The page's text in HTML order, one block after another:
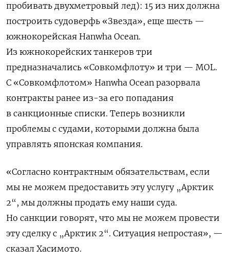
пробивать двухметровый лед): 15 из них должна
построить судоверфь «Звезда», еще шесть —
южнокорейская Hanwha Ocean.
Из южнокорейских танкеров три
предназначались «Совкомфлоту» и три — MOL.
С «Совкомфлотом» Hanwha Ocean разорвала
контракты ранее из-за его попадания
в санкционные списки. Теперь возникли
проблемы с судами, которыми должна была
управлять японская компания.
«Согласно контрактным обязательствам, если
мы не можем предоставить эту услугу „Арктик
2“, мы должны продать ему наши суда.
Но санкции говорят, что мы не можем провести
эту сделку с „Арктик 2“. Ситуация непростая», —
сказал Хасимото.